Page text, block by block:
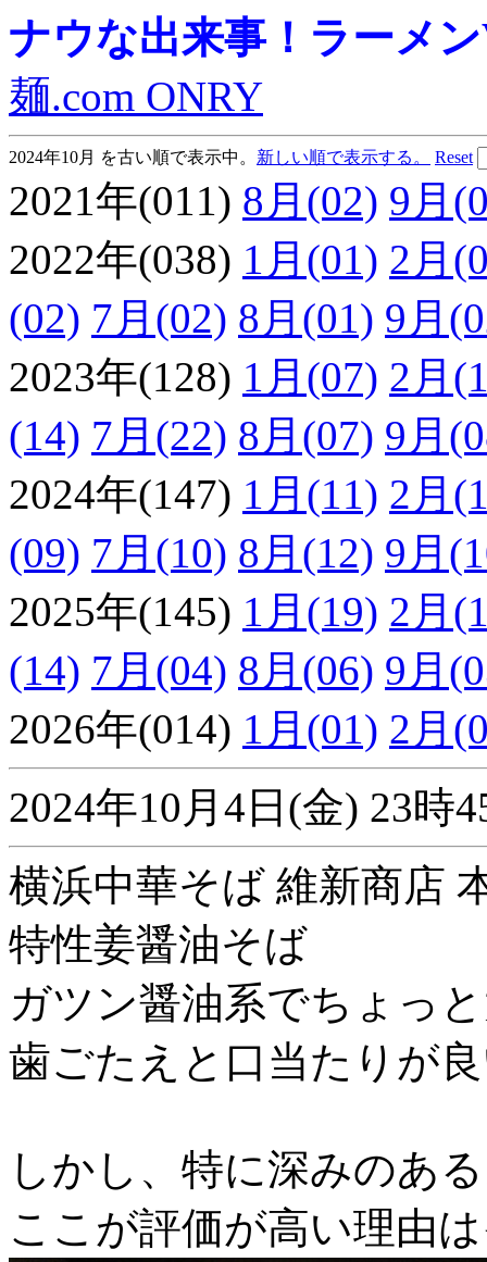
ナウな出来事！ラーメ
麺.com ONRY
2024年10月 を古い順で表示中。 新しい順で表示する。 Reset
2021年(011) 8月(02) 9月
2022年(038) 1月(01) 2月
(02) 7月(02) 8月(01) 9月
2023年(128) 1月(07) 2月
(14) 7月(22) 8月(07) 9月
2024年(147) 1月(11) 2月
(09) 7月(10) 8月(12) 9月
2025年(145) 1月(19) 2月
(14) 7月(04) 8月(06) 9月
2026年(014) 1月(01) 2月
2024年10月4日(金) 23時
横浜中華そば 維新商店
特性姜醤油そば
ガツン醤油系でちょっ
歯ごたえと口当たりが
しかし、特に深みのあ
ここが評価が高い理由